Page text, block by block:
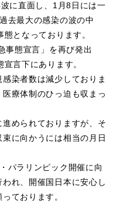
に直面し、1月8日には一
去最大の感染の波の中
となっております。
事態宣言」を再び発出
言下にあります。
染者数は減少しておりま
療体制のひっ迫も収まっ
められておりますが、そ
に向かうには相当の月日
パラリンピック開催に向
れ、開催国日本に安心し
ております。